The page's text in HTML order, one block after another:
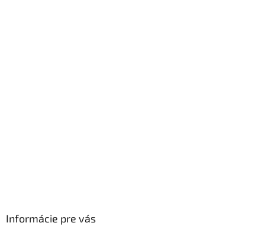
Informácie pre vás